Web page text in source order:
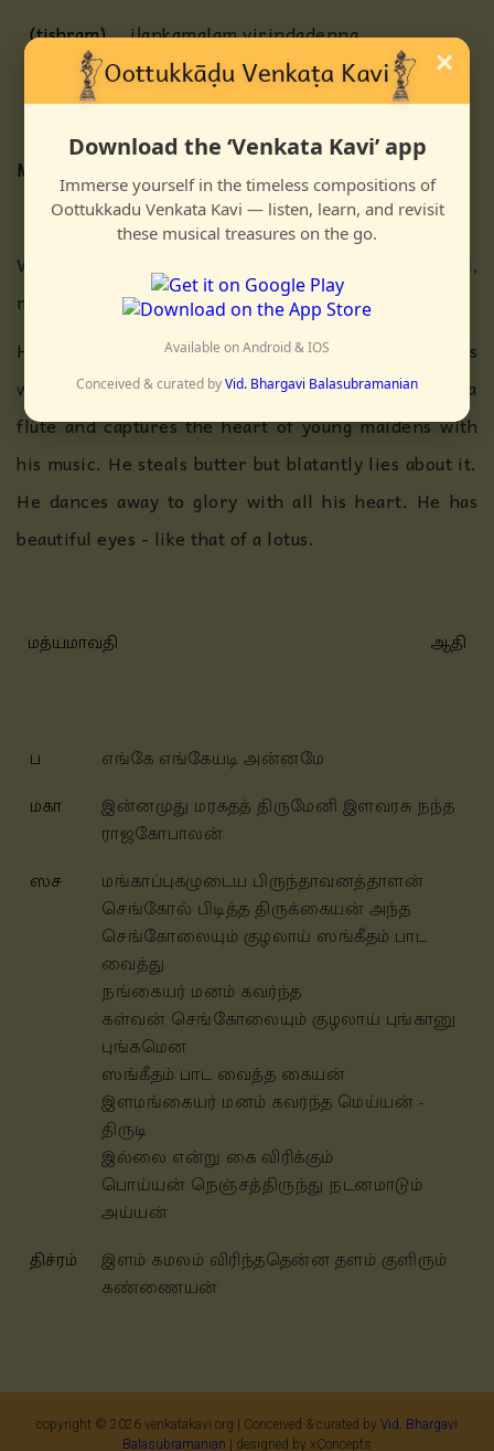
(tishram)
iḷankamalam virindadenna
taḷankuḷirum kaṇṇaiyyan
Meaning
Where is the one with a body the colour of emerald,
my friend? Where is my prince Rajagopalan?
He lives in Brndavan and is world famous. He rules
with a fine scepter. He transforms the scepter into a
flute and captures the heart of young maidens with
his music. He steals butter but blatantly lies about it.
He dances away to glory with all his heart. He has
beautiful eyes - like that of a lotus.
மத்யமாவதி ஆதி
ப
எங்கே எங்கேயடி அன்னமே
மகா
இன்னமுது மரகதத் திருமேனி இளவரசு நந்த
ராஜகோபாலன்
ஸச
மங்காப்புகழுடைய பிருந்தாவனத்தாளன்
செங்கோல் பிடித்த திருக்கையன் அந்த
செங்கோலையும் குழலாய் ஸங்கீதம் பாட
வைத்து
நங்கையர் மனம் கவர்ந்த
கள்வன் செங்கோலையும் குழலாய் புங்கானு
புங்கமென
ஸங்கீதம் பாட வைத்த கையன்
இளமங்கையர் மனம் கவர்ந்த மெய்யன் -
திருடி
இல்லை என்று கை விரிக்கும்
பொய்யன் நெஞ்சத்திருந்து நடனமாடும்
அய்யன்
திச்ரம்
இளம் கமலம் விரிந்ததென்ன தளம் குளிரும்
கண்ணையன்
copyright © 2026 venkatakavi.org | Conceived & curated by Vid. Bhargavi
Balasubramanian | designed by xConcepts
×
Download the ‘Venkata Kavi’ app
Immerse yourself in the timeless compositions of
Oottukkadu Venkata Kavi — listen, learn, and revisit
these musical treasures on the go.
Available on Android & IOS
Conceived & curated byVid. Bhargavi Balasubramanian